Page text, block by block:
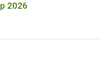
2026